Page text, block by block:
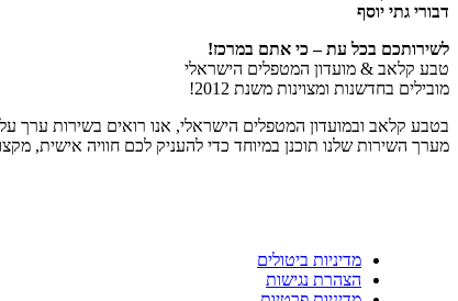
דבורי גתי יוסף
לשירותכם בכל עת – כי אתם במרכז!
טבע קלאב & מועדון המטפלים הישראלי
מובילים בחדשנות ומצוינות משנת 2012!
בטבע קלאב ובמועדון המטפלים הישראלי, אנו רואים בשירות ערך
מערך השירות שלנו תוכנן במיוחד כדי להעניק לכם חוויה אישית,
מדיניות ביטולים
הצהרת נגישות